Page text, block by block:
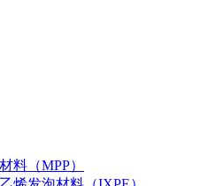
料（MPP）